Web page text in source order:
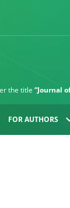
the title “Journal
FOR AUTHORS